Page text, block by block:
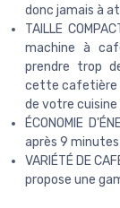
donc jamais à
TAILLE
machine à
prendre trop
cette cafetière
de votre cuisine
ÉCONOMIE
après 9
VARIÉTÉ DE
propose une